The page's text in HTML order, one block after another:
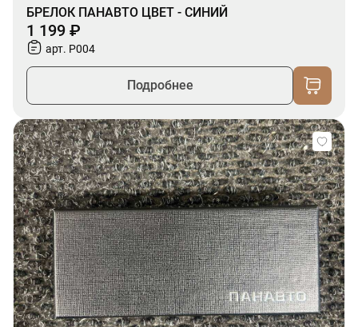
БРЕЛОК ПАНАВТО ЦВЕТ - СИНИЙ
1 199 ₽
арт. P004
Подробнее